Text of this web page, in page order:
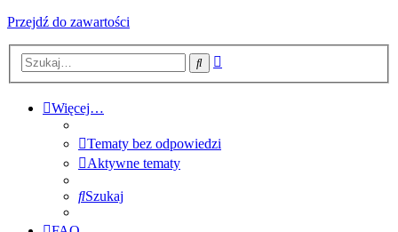
Przejdź do zawartości
Szukaj
Więcej…
Tematy bez odpowiedzi
Aktywne tematy
Szukaj